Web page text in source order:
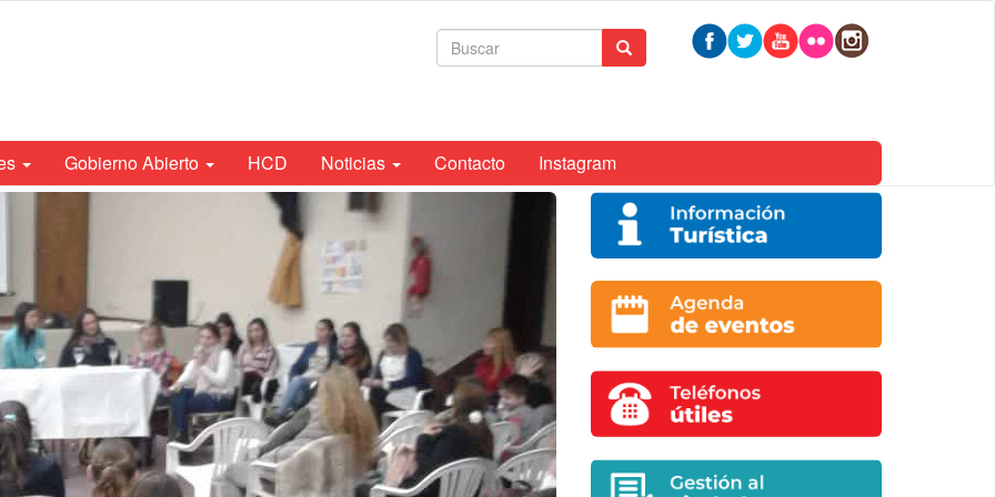
Formulario
búsqueda
Gobierno Abierto HCD Noticias Contacto Instagram